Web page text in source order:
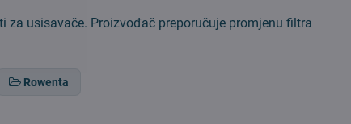
usisavače. Proizvođač preporučuje promjenu filtra
Rowenta